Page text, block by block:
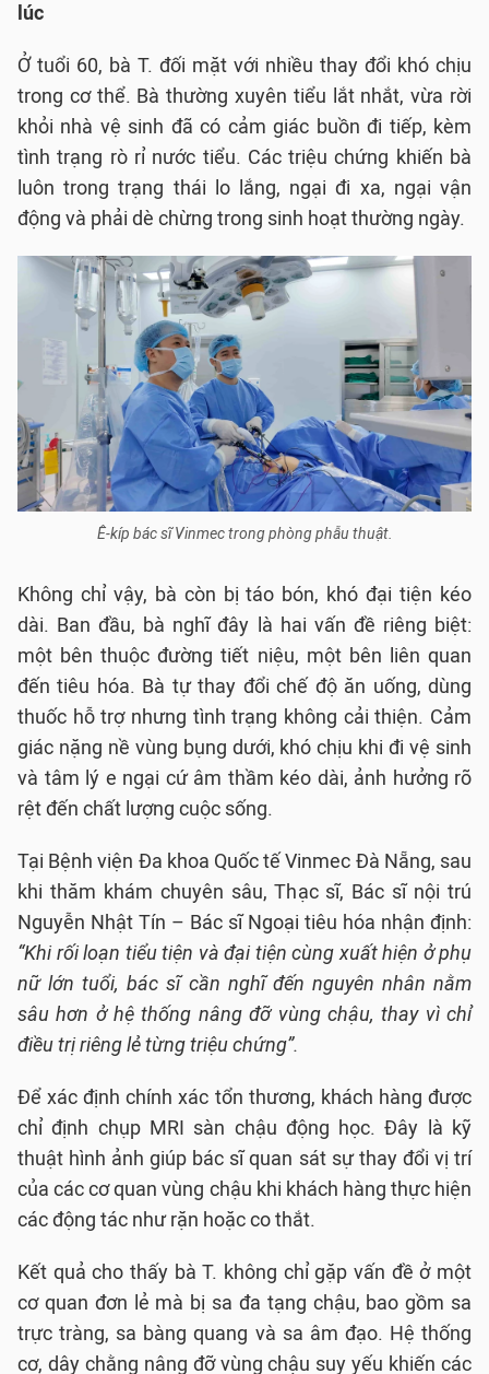
lúc
Ở tuổi 60, bà T. đối mặt với nhiều thay đổi khó chịu
trong cơ thể. Bà thường xuyên tiểu lắt nhắt, vừa rời
khỏi nhà vệ sinh đã có cảm giác buồn đi tiếp, kèm
tình trạng rò rỉ nước tiểu. Các triệu chứng khiến bà
luôn trong trạng thái lo lắng, ngại đi xa, ngại vận
động và phải dè chừng trong sinh hoạt thường ngày.
Ê-kíp bác sĩ Vinmec trong phòng phẫu thuật.
Không chỉ vậy, bà còn bị táo bón, khó đại tiện kéo
dài. Ban đầu, bà nghĩ đây là hai vấn đề riêng biệt:
một bên thuộc đường tiết niệu, một bên liên quan
đến tiêu hóa. Bà tự thay đổi chế độ ăn uống, dùng
thuốc hỗ trợ nhưng tình trạng không cải thiện. Cảm
giác nặng nề vùng bụng dưới, khó chịu khi đi vệ sinh
và tâm lý e ngại cứ âm thầm kéo dài, ảnh hưởng rõ
rệt đến chất lượng cuộc sống.
Tại Bệnh viện Đa khoa Quốc tế Vinmec Đà Nẵng, sau
khi thăm khám chuyên sâu, Thạc sĩ, Bác sĩ nội trú
Nguyễn Nhật Tín – Bác sĩ Ngoại tiêu hóa nhận định:
“Khi rối loạn tiểu tiện và đại tiện cùng xuất hiện ở phụ
nữ lớn tuổi, bác sĩ cần nghĩ đến nguyên nhân nằm
sâu hơn ở hệ thống nâng đỡ vùng chậu, thay vì chỉ
điều trị riêng lẻ từng triệu chứng”.
Để xác định chính xác tổn thương, khách hàng được
chỉ định chụp MRI sàn chậu động học. Đây là kỹ
thuật hình ảnh giúp bác sĩ quan sát sự thay đổi vị trí
của các cơ quan vùng chậu khi khách hàng thực hiện
các động tác như rặn hoặc co thắt.
Kết quả cho thấy bà T. không chỉ gặp vấn đề ở một
cơ quan đơn lẻ mà bị sa đa tạng chậu, bao gồm sa
trực tràng, sa bàng quang và sa âm đạo. Hệ thống
cơ, dây chằng nâng đỡ vùng chậu suy yếu khiến các